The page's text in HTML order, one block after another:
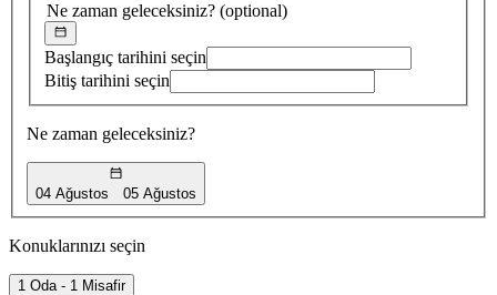
Ne zaman geleceksiniz? (optional)
Başlangıç tarihini seçin
Bitiş tarihini seçin
Ne zaman geleceksiniz?
04 Ağustos 05 Ağustos
Konuklarınızı seçin
1 Oda - 1 Misafir